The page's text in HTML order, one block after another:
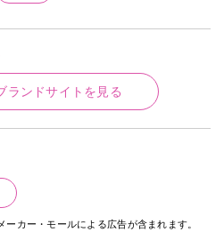
ランドサイトを見る
カー・モールによる広告が含まれます。